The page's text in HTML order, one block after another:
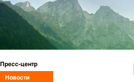
Пресс-центр
Новости